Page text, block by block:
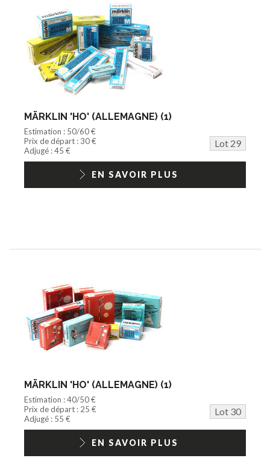
MÄRKLIN 'HO' (ALLEMAGNE) (1)
Estimation : 50/60 €
Prix de départ : 30 €
Lot 29
Adjugé : 45 €
EN SAVOIR PLUS
MÄRKLIN 'HO' (ALLEMAGNE) (1)
Estimation : 40/50 €
Prix de départ : 25 €
Lot 30
Adjugé : 55 €
EN SAVOIR PLUS